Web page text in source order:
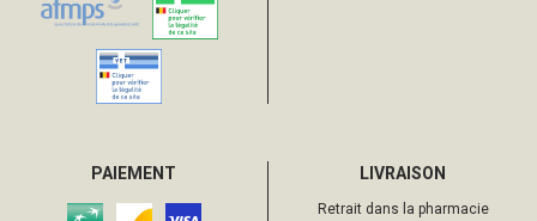
PAIEMENT LIVRAISON
Retrait dans la pharmacie